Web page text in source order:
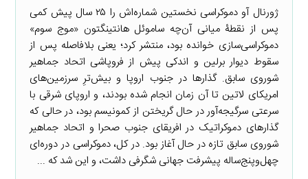
ژورنال آو دموکراسی نخستین شماره‌اش را ۲۵ سال پیش کمی
پس از نقطۀ میانی آن‌چه ساموئل هانتینگتون «موج سوم»
دموکراسی‌سازی خوانده بود، منتشر کرد؛ یعنی بلافاصله پس از
سقوط دیوار برلین و اندکی پیش از فروپاشی اتحاد جماهیر
شوروی سابق. گذارها در جنوب اروپا و بیش‌ترِ سرزمین‌های
امریکای لاتین تا آن زمان انجام شده بودند، و اروپای شرقی با
سرعتی سرگیجه‌آور در حال گریختن از کمونیسم بود، در حالی که
گذارهای دموکراتیک در افریقای جنوب صحرا و اتحاد جماهیر
شوروی سابق تازه در حال آغاز بود. در کل، دموکراسی در دوره‌ای
چهل‌وپنج‌ساله پیشرفت جهانی شگرفی داشت، و این شد که ...